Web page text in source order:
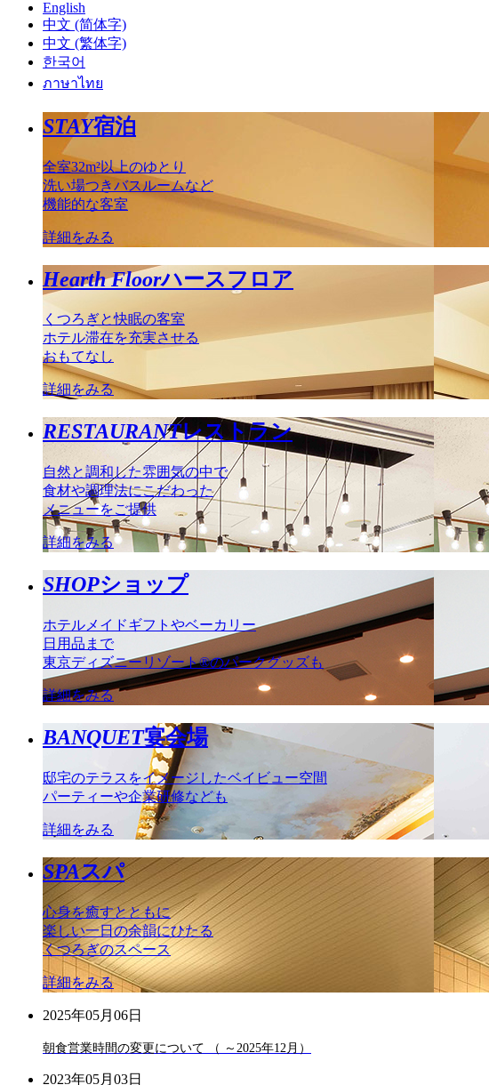
English
中文 (简体字)
中文 (繁体字)
한국어
ภาษาไทย
STAY宿泊
全室32m²以上のゆとり
洗い場つきバスルームなど
機能的な客室
詳細をみる
Hearth Floorハースフロア
くつろぎと快眠の客室
ホテル滞在を充実させる
おもてなし
詳細をみる
RESTAURANTレストラン
自然と調和した雰囲気の中で
食材や調理法にこだわった
メニューをご提供
詳細をみる
SHOPショップ
ホテルメイドギフトやベーカリー
日用品まで
東京ディズニーリゾート®のパークグッズも
詳細をみる
BANQUET宴会場
邸宅のテラスをイメージしたベイビュー空間
パーティーや企業研修なども
詳細をみる
SPAスパ
心身を癒すとともに
楽しい一日の余韻にひたる
くつろぎのスペース
詳細をみる
2025年05月06日
朝食営業時間の変更について （ ～2025年12月）
2023年05月03日